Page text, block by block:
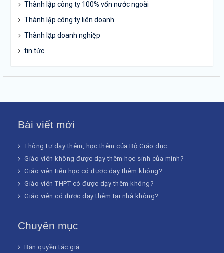
Thành lập công ty 100% vốn nước ngoài
Thành lập công ty liên doanh
Thành lập doanh nghiệp
tin tức
Bài viết mới
Thông tư dạy thêm, học thêm của Bộ Giáo dục
Giáo viên không được dạy thêm học sinh của mình?
Giáo viên tiểu học có được dạy thêm không?
Giáo viên THPT có được dạy thêm không?
Giáo viên có được dạy thêm tại nhà không?
Chuyên mục
Bản quyền tác giả